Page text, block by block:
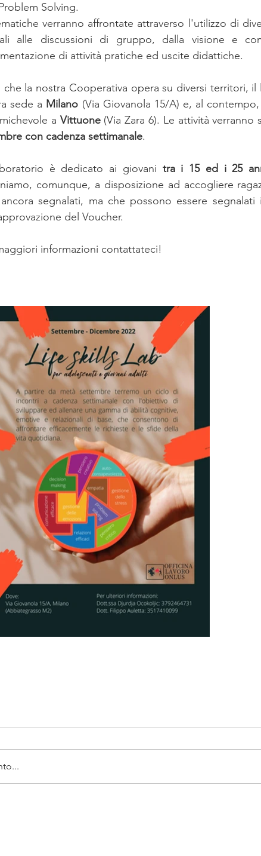
Solving.
verranno affrontate attraverso l'utilizzo di
alle discussioni di gruppo, dalla visione e
di attività pratiche ed uscite didattiche.
che la nostra Cooperativa opera su diversi territori,
sede a Milano (Via Giovanola 15/A) e, al
a Vittuone (Via Zara 6). Le attività verranno
con cadenza settimanale.
è dedicato ai giovani tra i 15 ed i 25
comunque, a disposizione ad accogliere
segnalati, ma che possono essere
del Voucher.
informazioni contattateci!